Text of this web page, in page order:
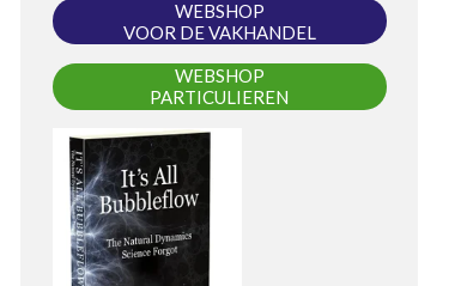
WEBSHOP
VOOR DE VAKHANDEL
WEBSHOP
PARTICULIEREN